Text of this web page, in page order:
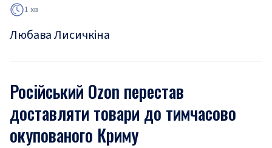
1 хв
Любава Лисичкіна
Російський Ozon перестав
доставляти товари до тимчасово
окупованого Криму